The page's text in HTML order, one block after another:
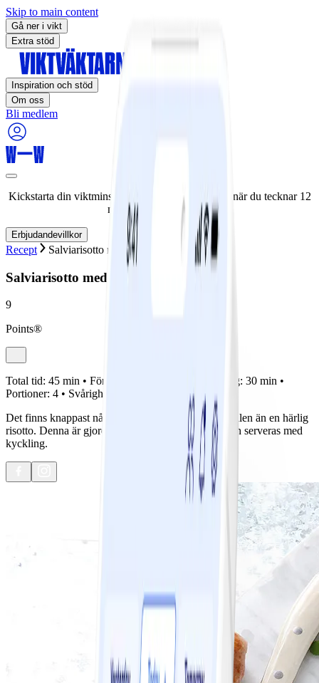
Skip to main content
Gå ner i vikt
Extra stöd
Inspiration och stöd
Om oss
Bli medlem
Kickstarta din viktminskningsresa nu! Spara 50% när du tecknar 12
månaders medlemskap.
Erbjudandevillkor
Recept Salviarisotto med kycklingfilé
Salviarisotto med kycklingfilé
9
Points®
Total tid: 45 min • Förberedelse: Tillagning: 30 min •
Portioner: 4 • Svårighetsgrad:
Det finns knappast något som är mer närande för själen än en härlig
risotto. Denna är gjord med salvia och parmesan och serveras med
kyckling.